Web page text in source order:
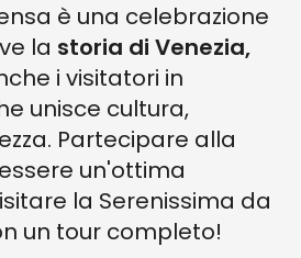
è una celebrazione
la storia di Venezia,
i visitatori in
unisce cultura,
Partecipare alla
un'ottima
la Serenissima da
un tour completo!